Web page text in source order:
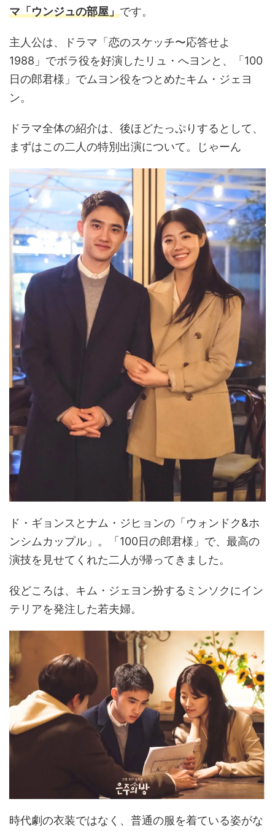
マ「ウンジュの部屋」です。
主人公は、ドラマ「恋のスケッチ〜応答せよ
1988」でボラ役を好演したリュ・へヨンと、「100
日の郎君様」でムヨン役をつとめたキム・ジェヨ
ン。
ドラマ全体の紹介は、後ほどたっぷりするとして、
まずはこの二人の特別出演について。じゃーん
ド・ギョンスとナム・ジヒョンの「ウォンドク&ホ
ンシムカップル」。「100日の郎君様」で、最高の
演技を見せてくれた二人が帰ってきました。
役どころは、キム・ジェヨン扮するミンソクにイン
テリアを発注した若夫婦。
時代劇の衣装ではなく、普通の服を着ている姿がな